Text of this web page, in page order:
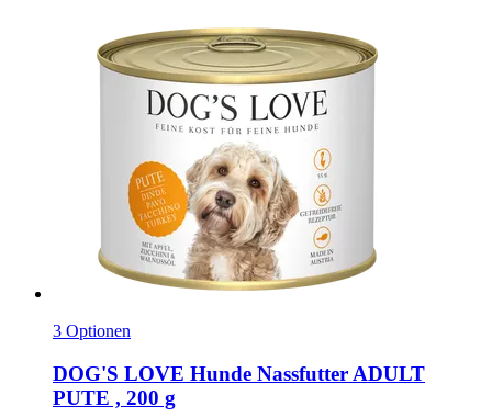
3 Optionen
DOG'S LOVE Hunde Nassfutter ADULT
PUTE , 200 g